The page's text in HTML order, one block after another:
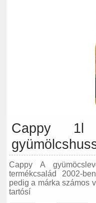
Cappy 1l
Cappy A
termékcsalád 2002-
pedig a márka számos
tartósí